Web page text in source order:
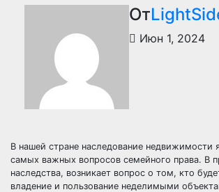
От
Июн 1, 2024
В нашей стране наследование недвижимости
самых важных вопросов семейного права. В
наследства, возникает вопрос о том, кто
владение и пользование неделимыми